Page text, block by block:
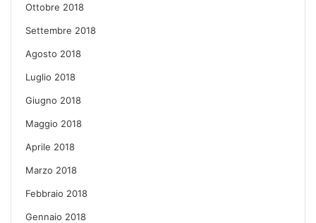
Ottobre 2018
Settembre 2018
Agosto 2018
Luglio 2018
Giugno 2018
Maggio 2018
Aprile 2018
Marzo 2018
Febbraio 2018
Gennaio 2018